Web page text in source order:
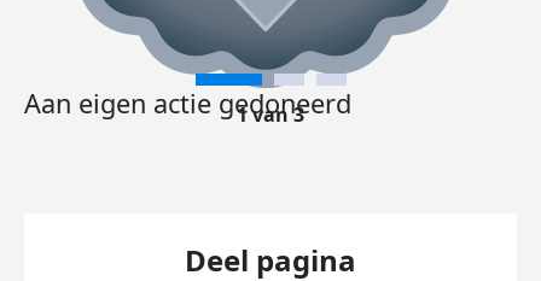
Aan eigen actie gedoneerd
1 van 3
Deel pagina